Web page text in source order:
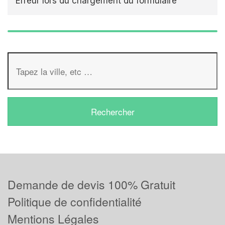
Demande de devis 100% Gratuit
Politique de confidentialité
Mentions Légales